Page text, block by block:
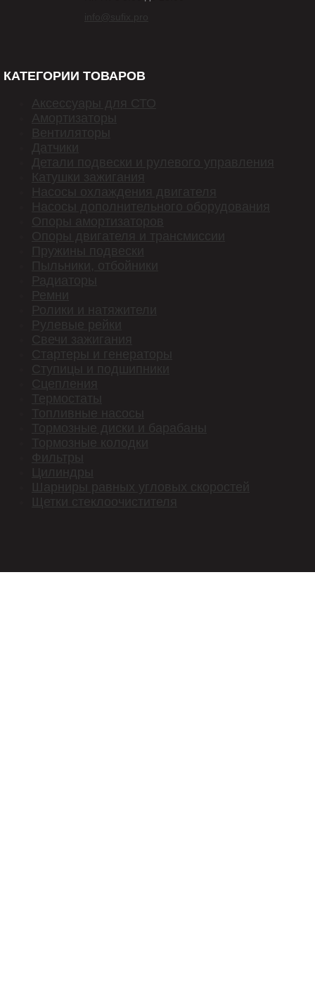
КАТЕГОРИИ ТОВАРОВ
Аксессуары для СТО
Амортизаторы
Вентиляторы
Детали подвески и рулевого управления
Катушки зажигания
Насосы охлаждения двигателя
Насосы дополнительного оборудования
Опоры амортизаторов
Опоры двигателя и трансмиссии
Пружины подвески
Радиаторы
Ремни
Ролики и натяжители
Рулевые рейки
Свечи зажигания
Стартеры и генераторы
Ступицы и подшипники
Сцепления
Термостаты
Топливные насосы
Тормозные диски и барабаны
Тормозные колодки
Фильтры
Цилиндры
Шарниры равных угловых скоростей
Щетки стеклоочистителя